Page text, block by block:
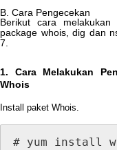
B Cara Pengecekan
Berikut
cara melakukan
package whois, dig dan
7
1. Cara Melakukan
Whois
Install paket Whois.
# yum install